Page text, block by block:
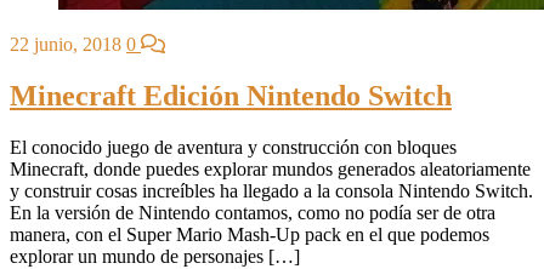
22 junio, 2018 0
Minecraft Edición Nintendo Switch
El conocido juego de aventura y construcción con bloques
Minecraft, donde puedes explorar mundos generados aleatoriamente
y construir cosas increíbles ha llegado a la consola Nintendo Switch.
En la versión de Nintendo contamos, como no podía ser de otra
manera, con el Super Mario Mash-Up pack en el que podemos
explorar un mundo de personajes […]